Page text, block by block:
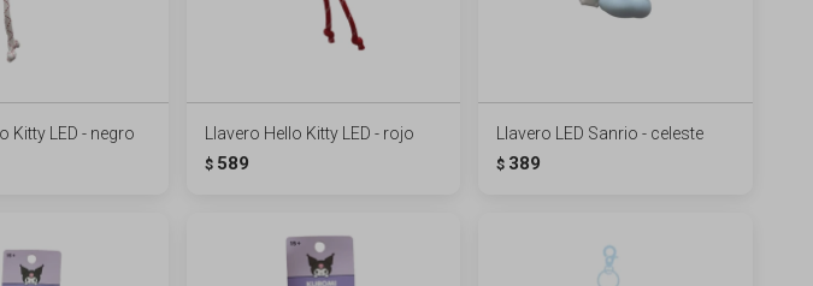
Kitty LED - negro Llavero Hello Kitty LED - rojo
$ 589
Llavero LED Sanrio - celeste
$ 389